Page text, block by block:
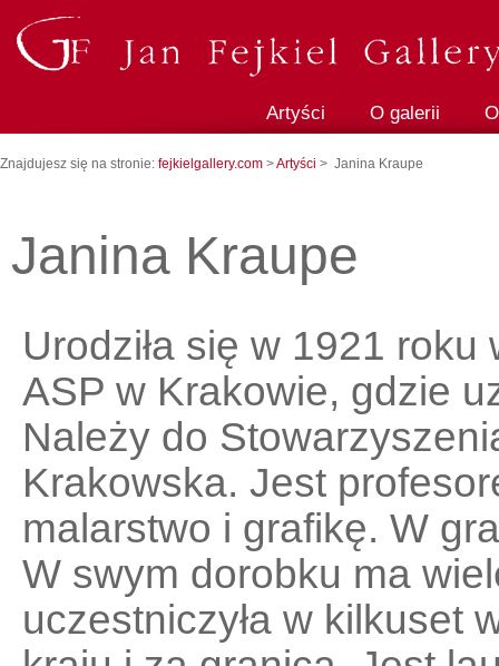
Artyści O galerii
Znajdujesz się na stronie: fejkielgallery.com >Artyści > Janina Kraupe
Janina Kraupe
Urodziła się w 1921
ASP w Krakowie, gdzie
Należy do
Krakowska. Jest
malarstwo i grafikę. W
W swym dorobku ma
uczestniczyła w kilkuset